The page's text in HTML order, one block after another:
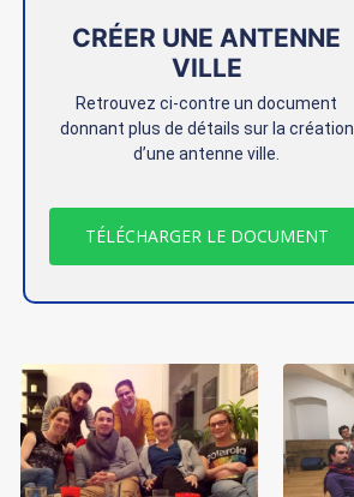
CRÉER UNE ANTENNE
VILLE
Retrouvez ci-contre un document
donnant plus de détails sur la création
d’une antenne ville.
TÉLÉCHARGER LE DOCUMENT